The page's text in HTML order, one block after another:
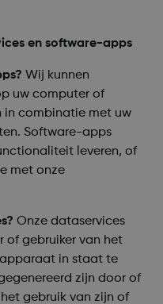
en software-apps
Wij kunnen
uw computer of
combinatie met uw
Software-apps
leveren, of
met onze
Onze dataservices
of gebruiker van het
in staat te
zijn door of
gebruik van zijn of